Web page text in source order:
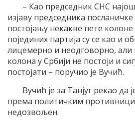
– Као председник СНС
изјаву председника
постојању некакве пете
појединих партија су се као и
лицемерно и неодговорно, али
колона у Србији не постоји и
постојати – поручио је Вучић.
Вучић је за Танјуг рекао да
према политичким
недозвољен.